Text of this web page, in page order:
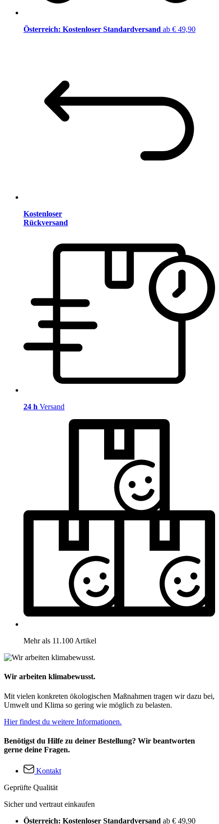
Österreich: Kostenloser Standardversand ab € 49,90
Kostenloser
Rückversand
24 h Versand
Mehr als 11.100 Artikel
Wir arbeiten klimabewusst.
Mit vielen konkreten ökologischen Maßnahmen tragen wir dazu bei,
Umwelt und Klima so gering wie möglich zu belasten.
Hier findest du weitere Informationen.
Benötigst du Hilfe zu deiner Bestellung? Wir beantworten
gerne deine Fragen.
Kontakt
Geprüfte Qualität
Sicher und vertraut einkaufen
Österreich: Kostenloser Standardversand ab € 49,90